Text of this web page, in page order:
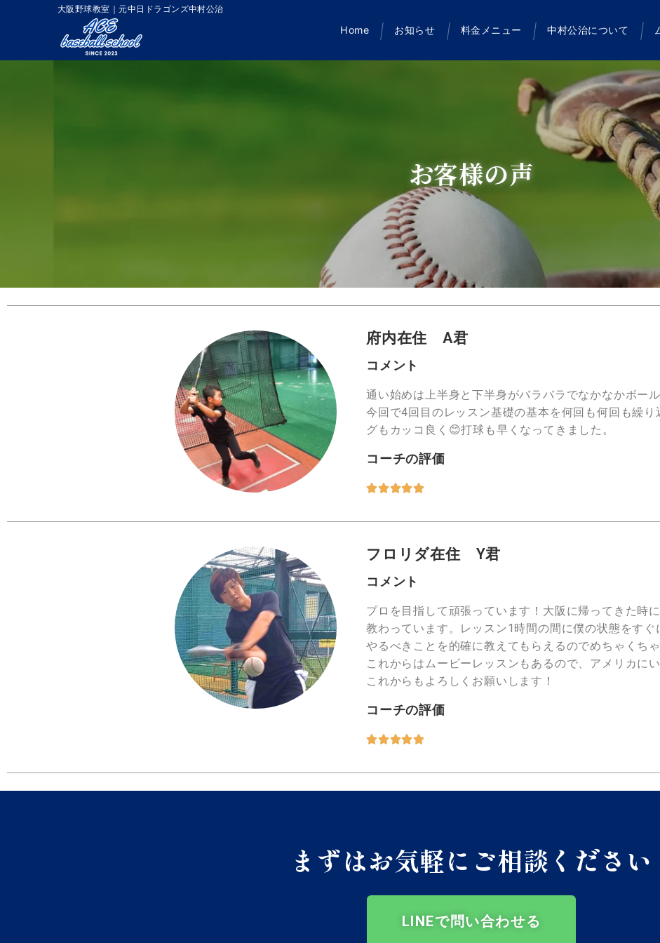
大阪野球教室｜元中日ドラゴンズ中村公治
Home お知らせ 料金メニュー 中村公治について
お客様の声
府内在住 A君
コメント
通い始めは上半身と下半身がバラバラでなかなかボー
今回で4回目のレッスン基礎の基本を何回も何回も繰り
グもカッコ良く😊打球も早くなってきました。
コーチの評価

フロリダ在住 Y君
コメント
プロを目指して頑張っています！大阪に帰ってきた時
教わっています。レッスン1時間の間に僕の状態をすぐ
やるべきことを的確に教えてもらえるのでめちゃくちゃ
これからはムービーレッスンもあるので、アメリカに
これからもよろしくお願いします！
コーチの評価

まずはお気軽にご相談ください
LINEで問い合わせる